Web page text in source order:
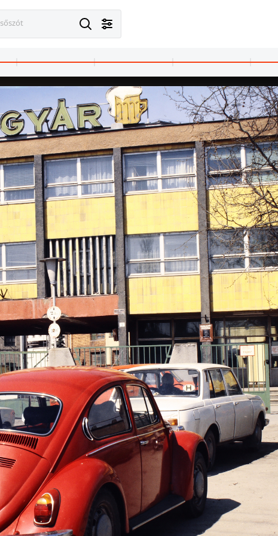
1984
1984 · Budapest I. · budai Vár
Magyar Nemzeti Galéria, Távoli utcák üzenete - plakátkiállítás. Barcsay Jenő festőművész nyilatkozik Bogyay Katalinnak, a Magyar Televízió szerkesztő-riporterének.
Béla kiállítás"
1984
"Kondor Béla kiállítás"